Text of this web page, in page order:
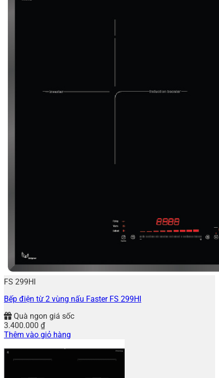
FS 299HI
Bếp điện từ 2 vùng nấu Faster FS 299HI
Quà ngon giá sốc
3.400.000 ₫
Thêm vào giỏ hàng